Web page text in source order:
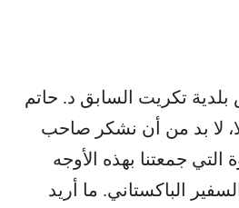
تكريت السابق د. حاتم
لا بد من أن نشكر صاحب
التي جمعتنا بهذه الأوجه
الباكستاني. ما أريد